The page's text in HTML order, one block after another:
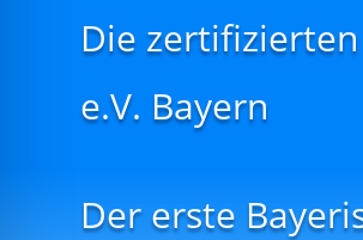
Die
e.V. Bayern
Der erste